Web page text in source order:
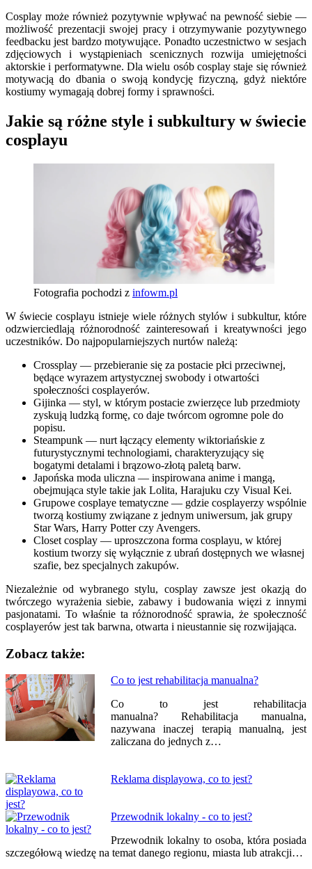
Cosplay może również pozytywnie wpływać na pewność siebie —
możliwość prezentacji swojej pracy i otrzymywanie pozytywnego
feedbacku jest bardzo motywujące. Ponadto uczestnictwo w sesjach
zdjęciowych i wystąpieniach scenicznych rozwija umiejętności
aktorskie i performatywne. Dla wielu osób cosplay staje się również
motywacją do dbania o swoją kondycję fizyczną, gdyż niektóre
kostiumy wymagają dobrej formy i sprawności.
Jakie są różne style i subkultury w świecie
cosplayu
Fotografia pochodzi z infowm.pl
W świecie cosplayu istnieje wiele różnych stylów i subkultur, które
odzwierciedlają różnorodność zainteresowań i kreatywności jego
uczestników. Do najpopularniejszych nurtów należą:
Crossplay — przebieranie się za postacie płci przeciwnej,
będące wyrazem artystycznej swobody i otwartości
społeczności cosplayerów.
Gijinka — styl, w którym postacie zwierzęce lub przedmioty
zyskują ludzką formę, co daje twórcom ogromne pole do
popisu.
Steampunk — nurt łączący elementy wiktoriańskie z
futurystycznymi technologiami, charakteryzujący się
bogatymi detalami i brązowo-złotą paletą barw.
Japońska moda uliczna — inspirowana anime i mangą,
obejmująca style takie jak Lolita, Harajuku czy Visual Kei.
Grupowe cosplaye tematyczne — gdzie cosplayerzy wspólnie
tworzą kostiumy związane z jednym uniwersum, jak grupy
Star Wars, Harry Potter czy Avengers.
Closet cosplay — uproszczona forma cosplayu, w której
kostium tworzy się wyłącznie z ubrań dostępnych we własnej
szafie, bez specjalnych zakupów.
Niezależnie od wybranego stylu, cosplay zawsze jest okazją do
twórczego wyrażenia siebie, zabawy i budowania więzi z innymi
pasjonatami. To właśnie ta różnorodność sprawia, że społeczność
cosplayerów jest tak barwna, otwarta i nieustannie się rozwijająca.
Zobacz także:
Co to jest rehabilitacja manualna?
Co to jest rehabilitacja
manualna? Rehabilitacja manualna,
nazywana inaczej terapią manualną, jest
zaliczana do jednych z…
Reklama displayowa, co to jest?
Przewodnik lokalny - co to jest?
Przewodnik lokalny to osoba, która posiada
szczegółową wiedzę na temat danego regionu, miasta lub atrakcji…
Nawigacja
wpisu